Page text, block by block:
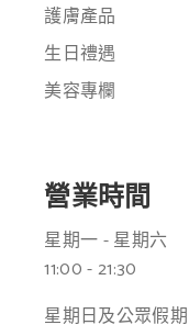
護膚產品
生日禮遇
美容專欄
營業時間
星期一 - 星期六
11:00 - 21:30
星期日及公眾假期